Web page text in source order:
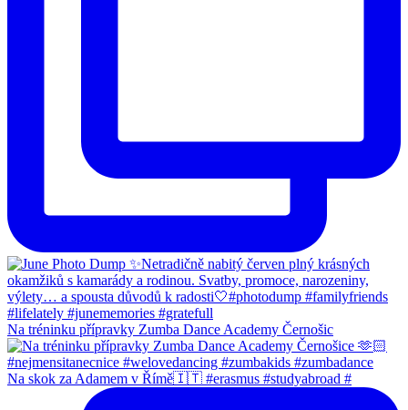
Na tréninku přípravky Zumba Dance Academy Černošic
Na skok za Adamem v Římě🇮🇹 #erasmus #studyabroad #